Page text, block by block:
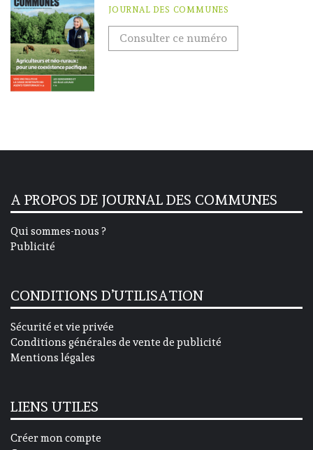
JOURNAL DES COMMUNES
Consulter ce numéro
A PROPOS DE JOURNAL DES COMMUNES
Qui sommes-nous ?
Publicité
CONDITIONS D’UTILISATION
Sécurité et vie privée
Conditions générales de vente de publicité
Mentions légales
LIENS UTILES
Créer mon compte